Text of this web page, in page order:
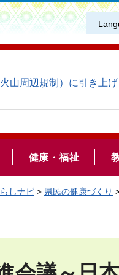
山周辺規制）に引き上
健康・福祉
しナビ > 県民の健康づくり